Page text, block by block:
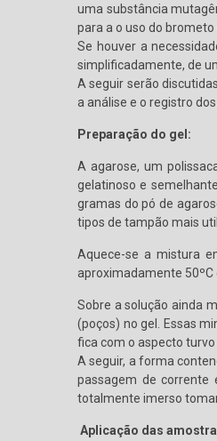
uma substância
para a o uso do
Se houver a
simplificadamente, de
A seguir serão
a análise e o registro
Preparação do gel:
A agarose, um
gelatinoso e
gramas do pó de
tipos de tampão mais
Aquece-se a mistura
aproximadamente
Sobre a solução ainda
(poços) no gel. Essas
fica com o aspecto
A seguir, a forma
passagem de corrente
totalmente imerso
Aplicação das